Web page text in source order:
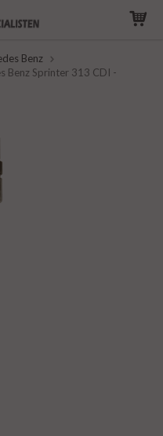
Benz
Benz Sprinter 313 CDI -